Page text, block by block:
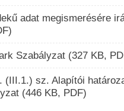
adat megismerésére
Szabályzat (327 KB,
(III.1.) sz. Alapítói
(446 KB, PDF)